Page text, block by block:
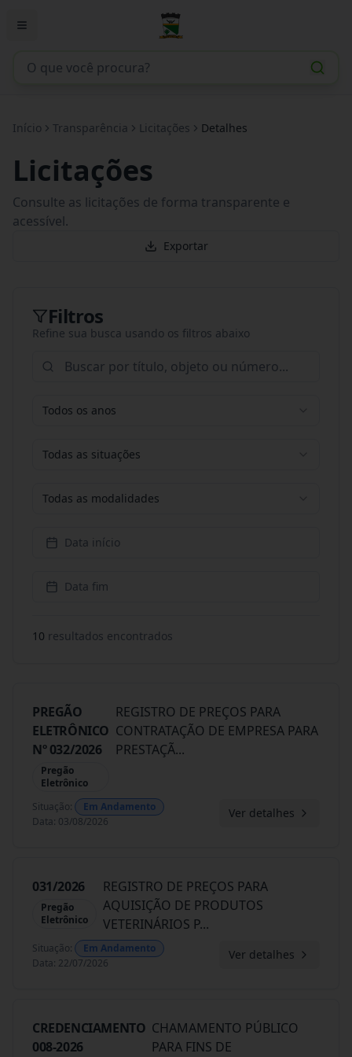
Início Transparência Licitações Detalhes
Licitações
Consulte as licitações de forma transparente e
acessível.
Exportar
Filtros
Refine sua busca usando os filtros abaixo
Todos os anos
Todas as situações
Todas as modalidades
Data início
Data fim
10 resultados encontrados
PREGÃO
ELETRÔNICO
Nº 032/2026
Pregão
Eletrônico
REGISTRO DE PREÇOS PARA
CONTRATAÇÃO DE EMPRESA PARA
PRESTAÇÃ...
Situação:
Em Andamento
Data: 03/08/2026
Ver detalhes
031/2026
Pregão
Eletrônico
REGISTRO DE PREÇOS PARA
AQUISIÇÃO DE PRODUTOS
VETERINÁRIOS P...
Situação:
Em Andamento
Data: 22/07/2026
Ver detalhes
CREDENCIAMENTO
008-2026
CHAMAMENTO PÚBLICO
PARA FINS DE